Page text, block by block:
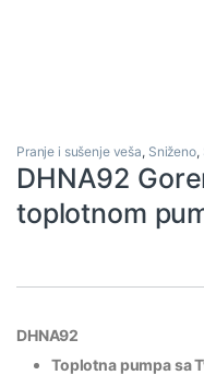
Pranje i sušenje veša, Sniženo,
DHNA92
toplotnom
DHNA92
Toplotna pumpa sa